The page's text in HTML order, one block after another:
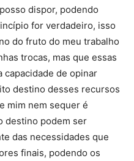
dispor, podendo
for verdadeiro, isso
do fruto do meu trabalho
trocas, mas que essas
capacidade de opinar
destino desses recursos
mim nem sequer é
destino podem ser
das necessidades que
finais, podendo os